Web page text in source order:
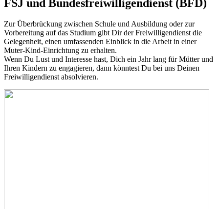
FSJ und Bundesfreiwilligendienst (BFD)
Zur Überbrückung zwischen Schule und Ausbildung oder zur
Vorbereitung auf das Studium gibt Dir der Freiwilligendienst die
Gelegenheit, einen umfassenden Einblick in die Arbeit in einer
Muter-Kind-Einrichtung zu erhalten.
Wenn Du Lust und Interesse hast, Dich ein Jahr lang für Mütter und
Ihren Kindern zu engagieren, dann könntest Du bei uns Deinen
Freiwilligendienst absolvieren.